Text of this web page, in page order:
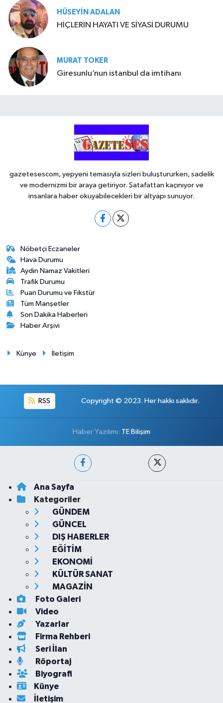
HÜSEYIN ADALAN
HİÇLERİN HAYATI VE SİYASİ DURUMU
MURAT TOKER
Giresunlu’nun istanbul da imtihanı
gazetesescom, yepyeni temasıyla sizleri buluştururken, sadelik
ve modernizmi bir araya getiriyor. Şatafattan kaçınıyor ve
insanlara haber okuyabilecekleri bir altyapı sunuyor.
Nöbetçi Eczaneler
Hava Durumu
Aydin Namaz Vakitleri
Trafik Durumu
Puan Durumu ve Fikstür
Tüm Manşetler
Son Dakika Haberleri
Haber Arşivi
Künye İletişim
RSS Copyright © 2023. Her hakkı saklıdır.
Haber Yazılımı: TE Bilişim
Ana Sayfa
Kategoriler
GÜNDEM
GÜNCEL
DIŞ HABERLER
EĞİTİM
EKONOMİ
KÜLTÜR SANAT
MAGAZİN
Foto Galeri
Video
Yazarlar
Firma Rehberi
Seri İlan
Röportaj
Biyografi
Künye
İletişim